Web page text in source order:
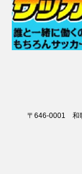
〒646-0001 和